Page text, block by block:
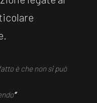
è che non si può
“